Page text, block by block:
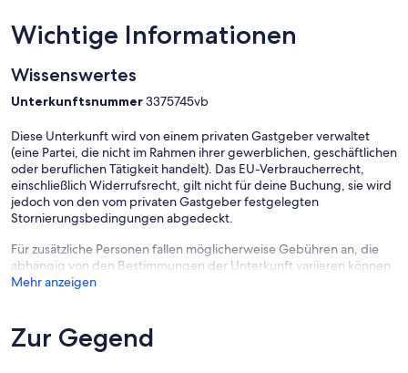
Wichtige Informationen
Wissenswertes
Unterkunftsnummer3375745vb
Diese Unterkunft wird von einem privaten Gastgeber verwaltet
(eine Partei, die nicht im Rahmen ihrer gewerblichen, geschäftlichen
oder beruflichen Tätigkeit handelt). Das EU-Verbraucherrecht,
einschließlich Widerrufsrecht, gilt nicht für deine Buchung, sie wird
jedoch von den vom privaten Gastgeber festgelegten
Stornierungsbedingungen abgedeckt.
Für zusätzliche Personen fallen möglicherweise Gebühren an, die
abhängig von den Bestimmungen der Unterkunft variieren können.
Mehr anzeigen
Zur Gegend